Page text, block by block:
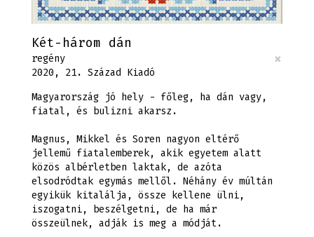
Két-három dán
×
regény
2020, 21. Század Kiadó
Magyarország jó hely - főleg, ha dán vagy,
fiatal, és bulizni akarsz.
Magnus, Mikkel és Soren nagyon eltérő
jellemű fiatalemberek, akik egyetem alatt
közös albérletben laktak, de azóta
elsodródtak egymás mellől. Néhány év múltán
egyikük kitalálja, össze kellene ülni,
iszogatni, beszélgetni, de ha már
összeülnek, adják is meg a módját.